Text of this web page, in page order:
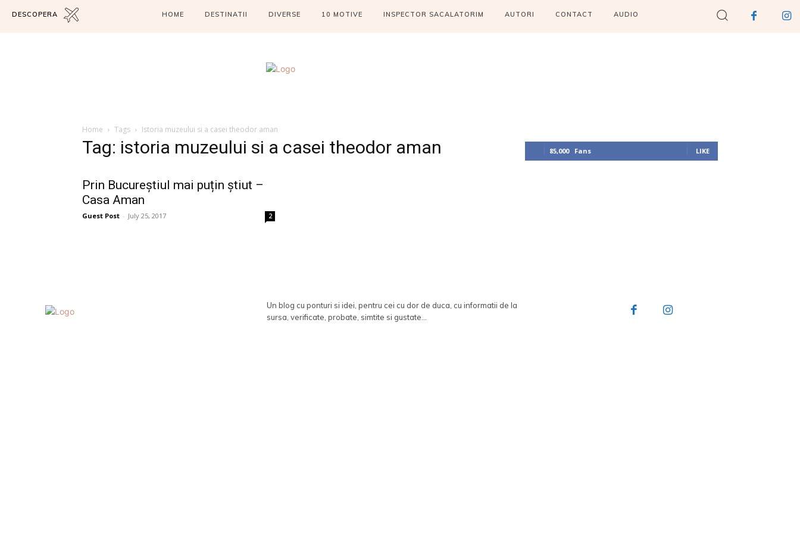
DESCOPERA HOME DESTINATII DIVERSE 10 MOTIVE INSPECTOR SACALATORIM AUTORI CONTACT AUDIO
Home Tags Istoria muzeului si a casei theodor aman
Tag: istoria muzeului si a casei theodor aman
Prin Bucureștiul mai puțin știut –
Casa Aman
Guest Post - July 25, 2017 2
85,000 Fans LIKE
Un blog cu ponturi si idei, pentru cei cu dor de duca, cu informatii de la
sursa, verificate, probate, simtite si gustate...